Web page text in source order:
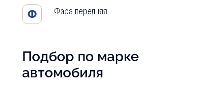
Ф Фара передняя
Подбор по марке
автомобиля